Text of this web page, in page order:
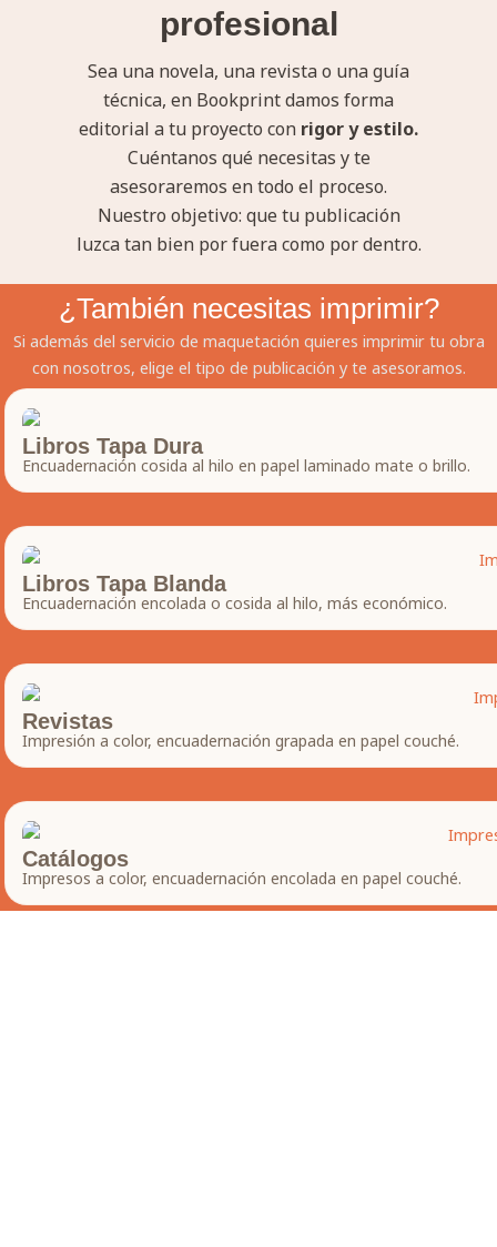
profesional
Sea una novela, una revista o una guía
técnica, en Bookprint damos forma
editorial a tu proyecto con rigor y estilo.
Cuéntanos qué necesitas y te
asesoraremos en todo el proceso.
Nuestro objetivo: que tu publicación
luzca tan bien por fuera como por dentro.
¿También necesitas imprimir?
Si además del servicio de maquetación quieres imprimir tu obra
con nosotros, elige el tipo de publicación y te asesoramos.
Libros Tapa Dura
Encuadernación cosida al hilo en papel laminado mate o brillo.
Libros Tapa Blanda
Encuadernación encolada o cosida al hilo, más económico.
Revistas
Impresión a color, encuadernación grapada en papel couché.
Catálogos
Impresos a color, encuadernación encolada en papel couché.